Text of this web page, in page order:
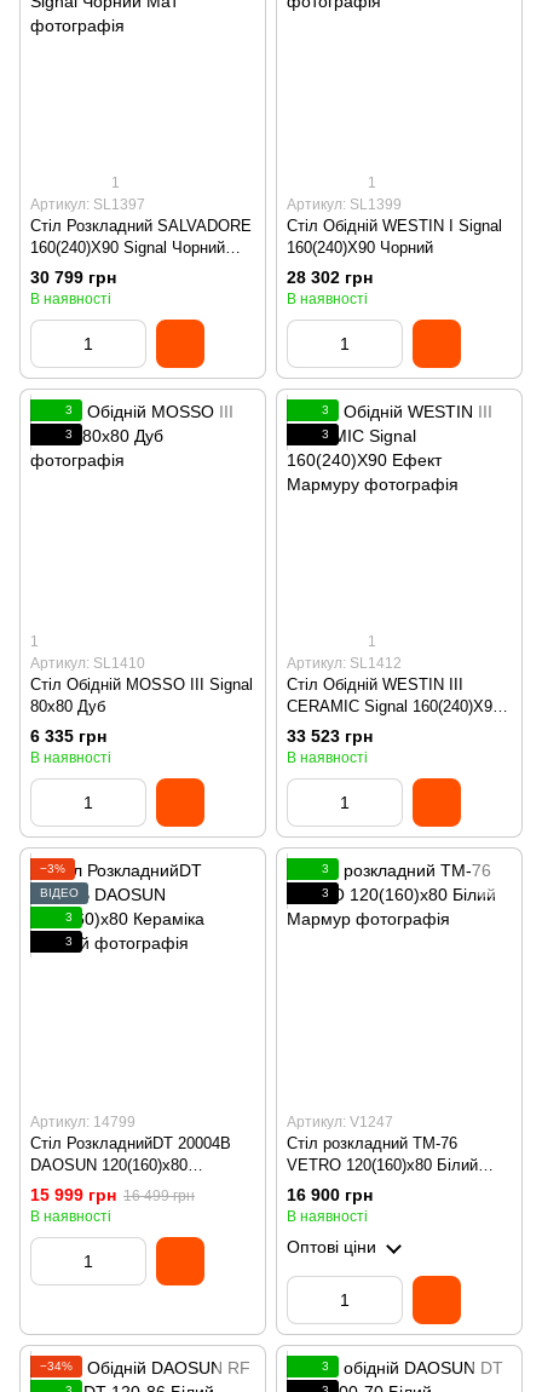
1
Артикул: SL1397
Стіл Розкладний SALVADORE
160(240)X90 Signal Чорний
Мат
30 799 грн
В наявності
1
Артикул: SL1399
Стіл Обідній WESTIN I Signal
160(240)X90 Чорний
28 302 грн
В наявності
3
3
1
Артикул: SL1410
Стіл Обідній MOSSO III Signal
80x80 Дуб
6 335 грн
В наявності
3
3
1
Артикул: SL1412
Стіл Обідній WESTIN III
CERAMIC Signal 160(240)X90
Ефект Мармуру
33 523 грн
В наявності
−3%
ВІДЕО
3
3
Артикул: 14799
Стіл РозкладнийDT 20004B
DAOSUN 120(160)x80
Кераміка Чорний
15 999 грн 16 499 грн
В наявності
3
3
Артикул: V1247
Стіл розкладний TM-76
VETRO 120(160)x80 Білий
Мармур
16 900 грн
В наявності
Оптові ціни
−34%
3